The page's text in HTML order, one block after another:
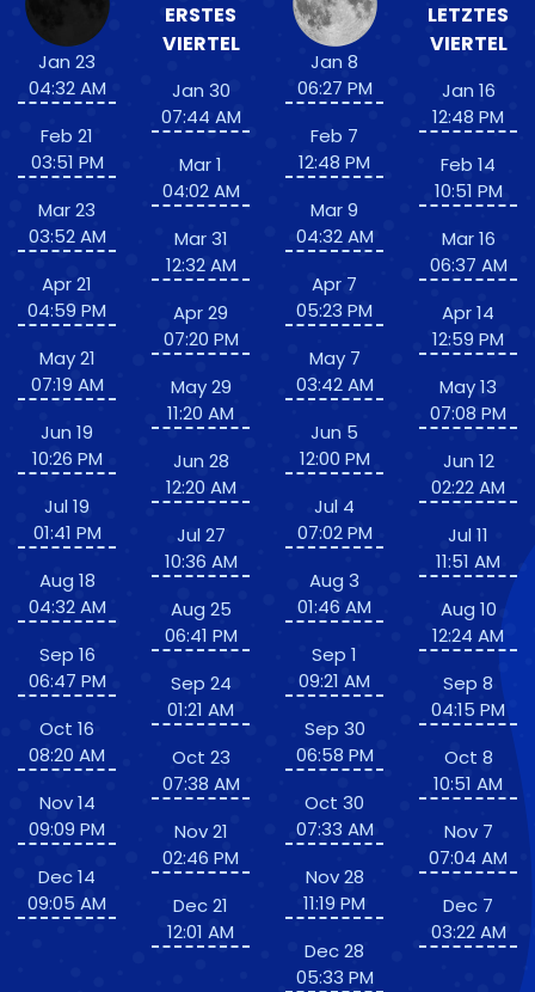
Jan 23
04:32 AM
Feb 21
03:51 PM
Mar 23
03:52 AM
Apr 21
04:59 PM
May 21
07:19 AM
Jun 19
10:26 PM
Jul 19
01:41 PM
Aug 18
04:32 AM
Sep 16
06:47 PM
Oct 16
08:20 AM
Nov 14
09:09 PM
Dec 14
09:05 AM
ERSTES
VIERTEL
Jan 30
07:44 AM
Mar 1
04:02 AM
Mar 31
12:32 AM
Apr 29
07:20 PM
May 29
11:20 AM
Jun 28
12:20 AM
Jul 27
10:36 AM
Aug 25
06:41 PM
Sep 24
01:21 AM
Oct 23
07:38 AM
Nov 21
02:46 PM
Dec 21
12:01 AM
Jan 8
06:27 PM
Feb 7
12:48 PM
Mar 9
04:32 AM
Apr 7
05:23 PM
May 7
03:42 AM
Jun 5
12:00 PM
Jul 4
07:02 PM
Aug 3
01:46 AM
Sep 1
09:21 AM
Sep 30
06:58 PM
Oct 30
07:33 AM
Nov 28
11:19 PM
Dec 28
05:33 PM
LETZTES
VIERTEL
Jan 16
12:48 PM
Feb 14
10:51 PM
Mar 16
06:37 AM
Apr 14
12:59 PM
May 13
07:08 PM
Jun 12
02:22 AM
Jul 11
11:51 AM
Aug 10
12:24 AM
Sep 8
04:15 PM
Oct 8
10:51 AM
Nov 7
07:04 AM
Dec 7
03:22 AM